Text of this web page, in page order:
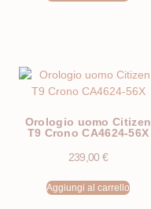
Orologio uomo Citizen
T9 Crono CA4624-56X
239,00 €
Aggiungi al carrello